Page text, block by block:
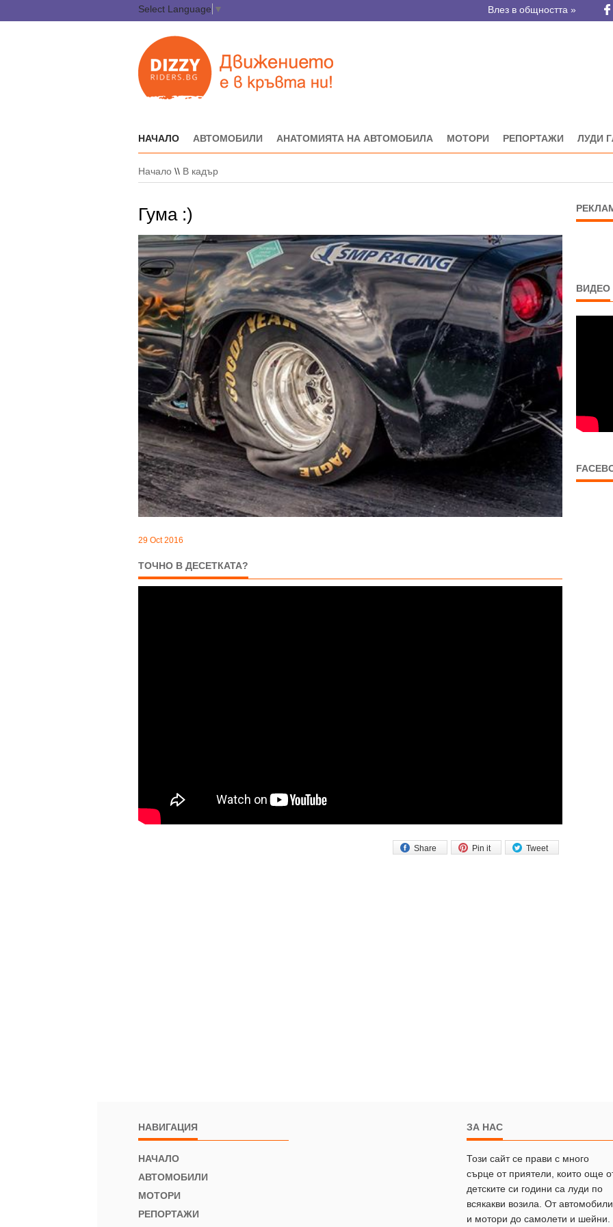
Select Language ▼ Влез в общността »
НАЧАЛО АВТОМОБИЛИ АНАТОМИЯТА НА АВТОМОБИЛА МОТОРИ РЕПОРТАЖИ ЛУДИ
Начало \\ В кадър
Гума :)
29 Oct 2016
ТОЧНО В ДЕСЕТКАТА?
Tweet
Pin it
Share
ВИДЕО
НАВИГАЦИЯ
НАЧАЛО
АВТОМОБИЛИ
МОТОРИ
РЕПОРТАЖИ
ЗА НАС
Този сайт се прави с много
сърце от приятели, които още
детските си години са луди по
всякакви возила. От автомобили
и мотори до самолети и шейни.